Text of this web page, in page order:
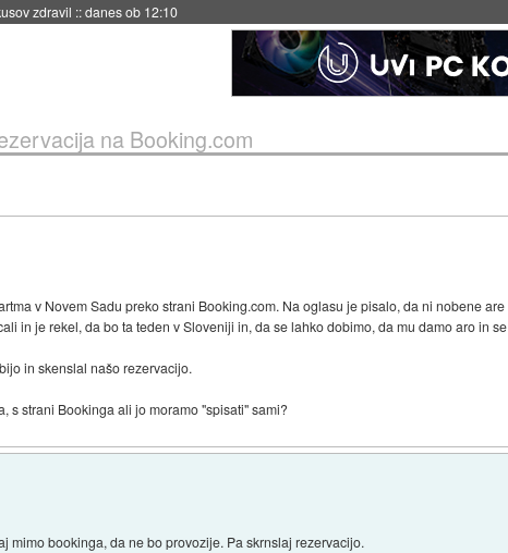
dve leti::danes ob 11:37
na Booking.com
v Novem Sadu preko strani Booking.com. Na oglasu je pisalo, da ni nobene
in je rekel, da bo ta teden v Sloveniji in, da se lahko dobimo, da mu damo aro in
in skenslal našo rezervacijo.
s strani Bookinga ali jo moramo "spisati" sami?
mimo bookinga, da ne bo provozije. Pa skrnslaj rezervacijo.